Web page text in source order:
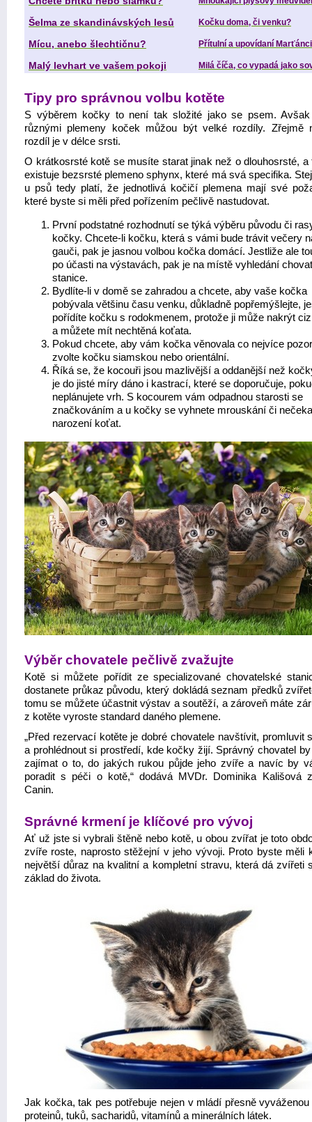
Šelma ze skandinávských lesů Kočku doma, či venku?
Mícu, anebo šlechtičnu? Přítulní a upovídaní Marťánci
Malý levhart ve vašem pokoji Milá číča, co vypadá jako
Tipy pro správnou volbu kotěte
S výběrem kočky to není tak složité jako se psem.
různými plemeny koček můžou být velké rozdíly. Zřejmě
rozdíl je v délce srsti.
O krátkosrsté kotě se musíte starat jinak než o dlouhosrsté, a
existuje bezsrsté plemeno sphynx, které má svá specifika.
u psů tedy platí, že jednotlivá kočičí plemena mají své
které byste si měli před pořízením pečlivě nastudovat.
První podstatné rozhodnutí se týká výběru původu či
kočky. Chcete-li kočku, která s vámi bude trávit večery
gauči, pak je jasnou volbou kočka domácí. Jestliže ale
po účasti na výstavách, pak je na místě vyhledání
stanice.
Bydlíte-li v domě se zahradou a chcete, aby vaše kočka
pobývala většinu času venku, důkladně popřemýšlejte,
pořídíte kočku s rodokmenem, protože ji může nakrýt
a můžete mít nechtěná koťata.
Pokud chcete, aby vám kočka věnovala co nejvíce
zvolte kočku siamskou nebo orientální.
Říká se, že kocouři jsou mazlivější a oddanější než
je do jisté míry dáno i kastrací, které se doporučuje,
neplánujete vrh. S kocourem vám odpadnou starosti se
značkováním a u kočky se vyhnete mrouskání či
narození koťat.
Výběr chovatele pečlivě zvažujte
Kotě si můžete pořídit ze specializované chovatelské
dostanete průkaz původu, který dokládá seznam předků
tomu se můžete účastnit výstav a soutěží, a zároveň máte
z kotěte vyroste standard daného plemene.
„Před rezervací kotěte je dobré chovatele navštívit, promluvit
a prohlédnout si prostředí, kde kočky žijí. Správný chovatel
zajímat o to, do jakých rukou půjde jeho zvíře a navíc by
poradit s péči o kotě,“ dodává MVDr. Dominika Kališová
Canin.
Správné krmení je klíčové pro vývoj
Ať už jste si vybrali štěně nebo kotě, u obou zvířat je toto
zvíře roste, naprosto stěžejní v jeho vývoji. Proto byste měli
největší důraz na kvalitní a kompletní stravu, která dá zvířeti
základ do života.
Jak kočka, tak pes potřebuje nejen v mládí přesně vyváženou
proteinů, tuků, sacharidů, vitamínů a minerálních látek.